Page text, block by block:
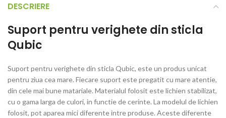
DESCRIERE
Suport pentru verighete din sticla
Qubic
Suport pentru verighete din sticla Qubic, este un produs unicat
pentru ziua cea mare. Fiecare suport este pregatit cu mare atentie,
din cele mai bune matariale. Materialul folosit este lichien stabilizat,
cu o gama larga de culori, in functie de cerinte. La modelul de lichien
folosit, pot aparea mici diferente intre produse. Aceste diferente